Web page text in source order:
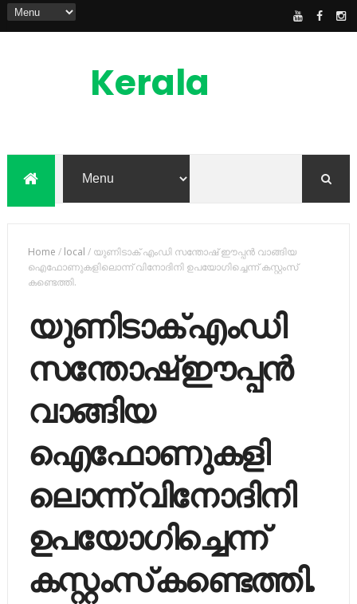
Kerala
Feed
Home / local / യുണിടാക് എംഡി സന്തോഷ് ഈപ്പന്‍ വാങ്ങിയ
ഐഫോണുകളിലൊന്ന് വിനോദിനി ഉപയോഗിച്ചെന്ന് കസ്റ്റംസ്
കണ്ടെത്തി.
യുണിടാക് എംഡി
സന്തോഷ് ഈപ്പന്‍
വാങ്ങിയ
ഐഫോണുകളി
ലൊന്ന് വിനോദിനി
ഉപയോഗിച്ചെന്ന്
കസ്റ്റംസ് കണ്ടെത്തി.